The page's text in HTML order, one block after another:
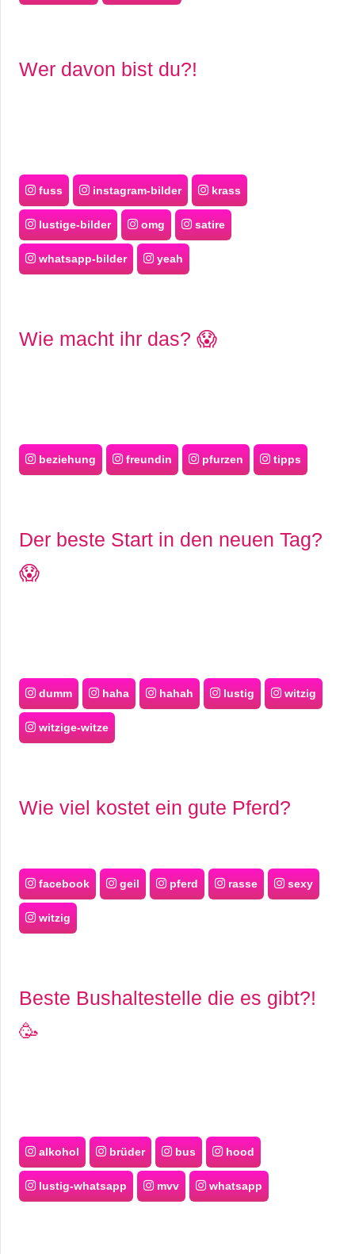
Wer davon bist du?!
fuss instagram-bilder krass
lustige-bilder omg satire
whatsapp-bilder yeah
Wie macht ihr das? 😱
beziehung freundin pfurzen tipps
Der beste Start in den neuen Tag?
😱
dumm haha hahah lustig witzig
witzige-witze
Wie viel kostet ein gute Pferd?
facebook geil pferd rasse sexy
witzig
Beste Bushaltestelle die es gibt?!
🥳
alkohol brüder bus hood
lustig-whatsapp mvv whatsapp